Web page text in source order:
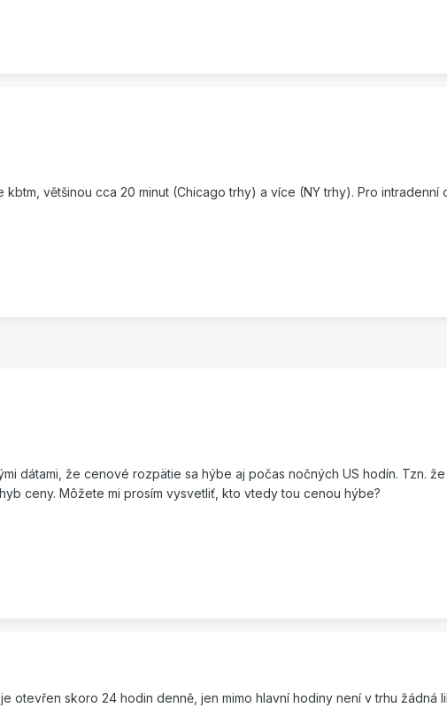
většinou cca 20 minut (Chicago trhy) a více (NY trhy). Pro
dátami, že cenové rozpätie sa hýbe aj počas nočných US hodín. Tzn. že
ceny. Môžete mi prosím vysvetliť, kto vtedy tou cenou hýbe?
otevřen skoro 24 hodin denně, jen mimo hlavní hodiny není v trhu žádná